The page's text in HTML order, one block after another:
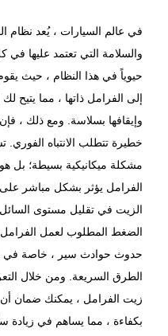
في عالم السيارات ، يُعد نظام
والسلامة التي تعتمد عليها في
حيوياً في هذا النظام ، حيث
إلى الفرامل ذاتها ، مما يتيح
وإيقافها بسلاسة. ومع ذلك ،
خطيرة تتطلب الانتباه
مشكلة ميكانيكية بسيطة؛
الفرامل يؤثر بشكل مباشر
الزيت في تقليل مستوى
الضغط المطلوب لعمل الفرامل
حدوث حوادث سير ، خاصة في
الطرق السريعة. ومن خلال
زيت الفرامل ، يمكنك ضمان
بكفاءة ، مما يساهم في زيادة